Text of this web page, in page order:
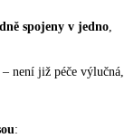
spojeny v jedno,
– není již péče výlučná,
: